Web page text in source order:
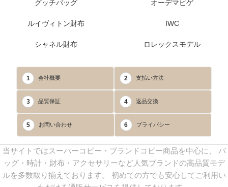
グッチバッグ
ルイヴィトン財布
シャネル財布
オーデマピゲ
IWC
ロレックスモデル
1 会社概要 2 支払い方法
3 品質保証 4 返品交換
5 お問い合わせ 6 プライバシー
当サイトではスーパーコピー・ブランドコピー商品を中心に、 バ
ッグ・時計・財布・アクセサリーなど人気ブランドの高品質モデ
ルを多数取り揃えております。 初めての方でも安心してご利用い